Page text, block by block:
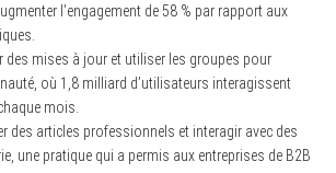
l’engagement de 58 % par rapport aux
des mises à jour et utiliser les groupes pour
où 1,8 milliard d’utilisateurs interagissent
mois.
des articles professionnels et interagir avec des
une pratique qui a permis aux entreprises de B2B